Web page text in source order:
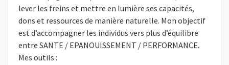
lever les freins et mettre en lumière ses capacités,
dons et ressources de manière naturelle. Mon objectif
est d’accompagner les individus vers plus d’équilibre
entre SANTE / EPANOUISSEMENT / PERFORMANCE.
Mes outils :